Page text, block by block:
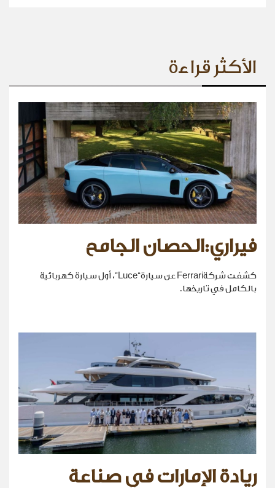
الأكثر قراءة
فيراري:الحصان الجامح
كشفت شركةFerrari عن سيارة“Luce”، أول سيارة كهربائية
بالكامل في تاريخها.
ريادة الإمارات في صناعة